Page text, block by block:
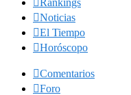
Rankings
Noticias
El Tiempo
Horóscopo
Comentarios
Foro